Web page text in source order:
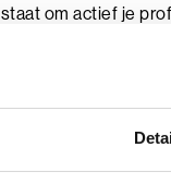
om actief je
dat je vast komt te
niet alleen een